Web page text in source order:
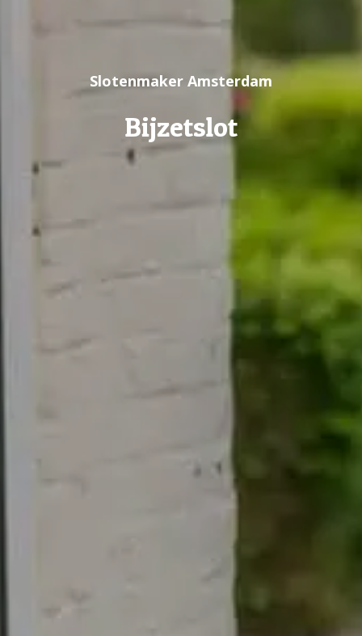
Slotenmaker Amsterdam
Bijzetslot